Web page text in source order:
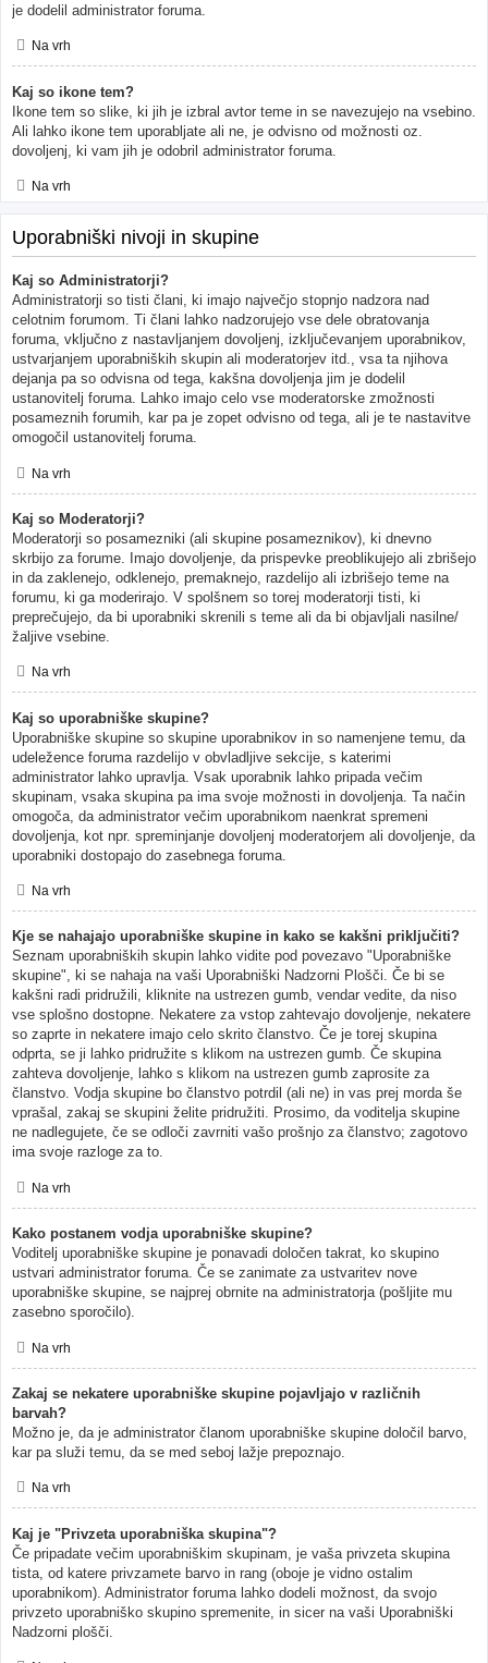
je dodelil administrator foruma.
Na vrh
Kaj so ikone tem?
Ikone tem so slike, ki jih je izbral avtor teme in se navezujejo na vsebino.
Ali lahko ikone tem uporabljate ali ne, je odvisno od možnosti oz.
dovoljenj, ki vam jih je odobril administrator foruma.
Na vrh
Uporabniški nivoji in skupine
Kaj so Administratorji?
Administratorji so tisti člani, ki imajo največjo stopnjo nadzora nad
celotnim forumom. Ti člani lahko nadzorujejo vse dele obratovanja
foruma, vključno z nastavljanjem dovoljenj, izključevanjem uporabnikov,
ustvarjanjem uporabniških skupin ali moderatorjev itd., vsa ta njihova
dejanja pa so odvisna od tega, kakšna dovoljenja jim je dodelil
ustanovitelj foruma. Lahko imajo celo vse moderatorske zmožnosti
posameznih forumih, kar pa je zopet odvisno od tega, ali je te nastavitve
omogočil ustanovitelj foruma.
Na vrh
Kaj so Moderatorji?
Moderatorji so posamezniki (ali skupine posameznikov), ki dnevno
skrbijo za forume. Imajo dovoljenje, da prispevke preoblikujejo ali zbrišejo
in da zaklenejo, odklenejo, premaknejo, razdelijo ali izbrišejo teme na
forumu, ki ga moderirajo. V spolšnem so torej moderatorji tisti, ki
preprečujejo, da bi uporabniki skrenili s teme ali da bi objavljali nasilne/
žaljive vsebine.
Na vrh
Kaj so uporabniške skupine?
Uporabniške skupine so skupine uporabnikov in so namenjene temu, da
udeležence foruma razdelijo v obvladljive sekcije, s katerimi
administrator lahko upravlja. Vsak uporabnik lahko pripada večim
skupinam, vsaka skupina pa ima svoje možnosti in dovoljenja. Ta način
omogoča, da administrator večim uporabnikom naenkrat spremeni
dovoljenja, kot npr. spreminjanje dovoljenj moderatorjem ali dovoljenje, da
uporabniki dostopajo do zasebnega foruma.
Na vrh
Kje se nahajajo uporabniške skupine in kako se kakšni priključiti?
Seznam uporabniških skupin lahko vidite pod povezavo "Uporabniške
skupine", ki se nahaja na vaši Uporabniški Nadzorni Plošči. Če bi se
kakšni radi pridružili, kliknite na ustrezen gumb, vendar vedite, da niso
vse splošno dostopne. Nekatere za vstop zahtevajo dovoljenje, nekatere
so zaprte in nekatere imajo celo skrito članstvo. Če je torej skupina
odprta, se ji lahko pridružite s klikom na ustrezen gumb. Če skupina
zahteva dovoljenje, lahko s klikom na ustrezen gumb zaprosite za
članstvo. Vodja skupine bo članstvo potrdil (ali ne) in vas prej morda še
vprašal, zakaj se skupini želite pridružiti. Prosimo, da voditelja skupine
ne nadlegujete, če se odloči zavrniti vašo prošnjo za članstvo; zagotovo
ima svoje razloge za to.
Na vrh
Kako postanem vodja uporabniške skupine?
Voditelj uporabniške skupine je ponavadi določen takrat, ko skupino
ustvari administrator foruma. Če se zanimate za ustvaritev nove
uporabniške skupine, se najprej obrnite na administratorja (pošljite mu
zasebno sporočilo).
Na vrh
Zakaj se nekatere uporabniške skupine pojavljajo v različnih
barvah?
Možno je, da je administrator članom uporabniške skupine določil barvo,
kar pa služi temu, da se med seboj lažje prepoznajo.
Na vrh
Kaj je "Privzeta uporabniška skupina"?
Če pripadate večim uporabniškim skupinam, je vaša privzeta skupina
tista, od katere privzamete barvo in rang (oboje je vidno ostalim
uporabnikom). Administrator foruma lahko dodeli možnost, da svojo
privzeto uporabniško skupino spremenite, in sicer na vaši Uporabniški
Nadzorni plošči.